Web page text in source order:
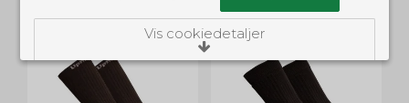
Vis cookiedetaljer
Nødvendige/Tekniske
Tekniske cookies er nødvendige for, at langt